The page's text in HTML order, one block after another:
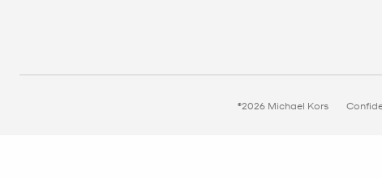
©2026 Michael Kors